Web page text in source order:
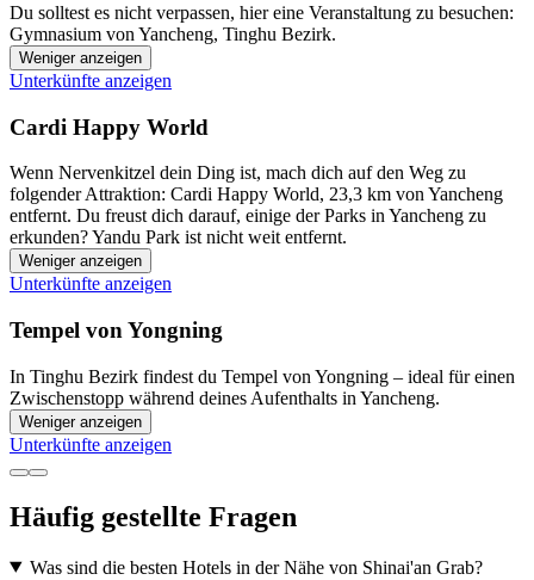
Du solltest es nicht verpassen, hier eine Veranstaltung zu besuchen:
Gymnasium von Yancheng, Tinghu Bezirk.
Weniger anzeigen
Unterkünfte anzeigen
Cardi Happy World
Wenn Nervenkitzel dein Ding ist, mach dich auf den Weg zu
folgender Attraktion: Cardi Happy World, 23,3 km von Yancheng
entfernt. Du freust dich darauf, einige der Parks in Yancheng zu
erkunden? Yandu Park ist nicht weit entfernt.
Weniger anzeigen
Unterkünfte anzeigen
Tempel von Yongning
In Tinghu Bezirk findest du Tempel von Yongning – ideal für einen
Zwischenstopp während deines Aufenthalts in Yancheng.
Weniger anzeigen
Unterkünfte anzeigen
Häufig gestellte Fragen
Was sind die besten Hotels in der Nähe von Shinai'an Grab?